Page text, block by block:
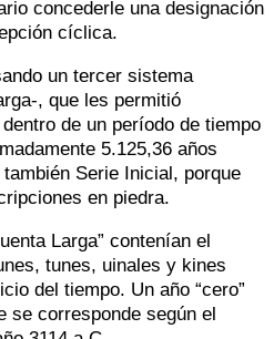
concederle una designación
cíclica.
un tercer sistema
, que les permitió
de un período de tiempo
5.125,36 años
Serie Inicial, porque
en piedra.
Larga” contenían el
tunes, uinales y kines
del tiempo. Un año “cero”
se corresponde según el